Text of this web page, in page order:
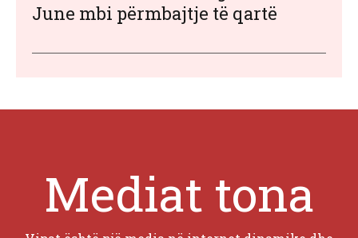
June mbi përmbajtje të qartë
Mediat tona